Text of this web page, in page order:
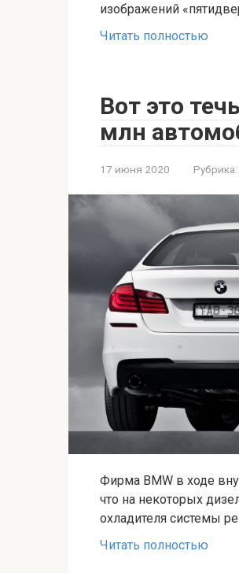
изображений
Читать полностью
Вот это
млн
17 июня 2020 Рубрика:
Фирма BMW в ходе
что на некоторых
охладителя системы
Читать полностью